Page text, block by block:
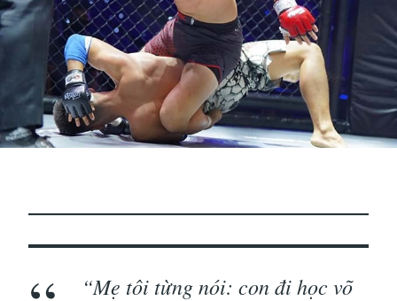
“Mẹ tôi từng nói: con đi học võ